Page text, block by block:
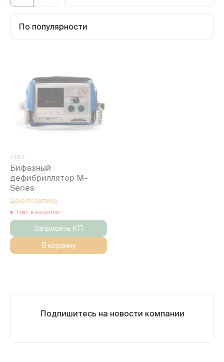
По популярности
ZOLL
Бифазный
дефибриллятор М-
Series
Цена по запросу
Нет в наличии
Запросить КП
В корзину
Подпишитесь на новости компании